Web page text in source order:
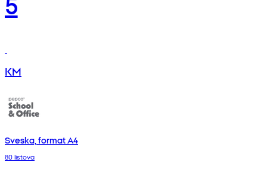
KM
Sveska, format A4
80 listova